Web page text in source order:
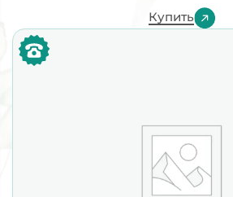
Купить